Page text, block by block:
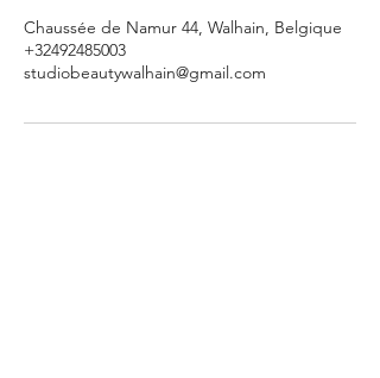
Chaussée de Namur 44, Walhain, Belgique
+32492485003
studiobeautywalhain@gmail.com